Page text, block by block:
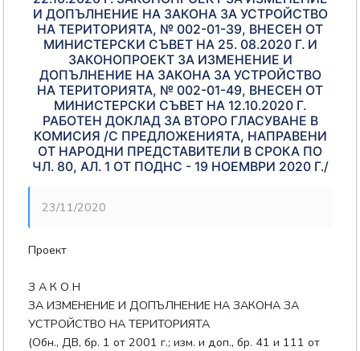
И ДОПЪЛНЕНИЕ НА ЗАКОНА ЗА УСТРОЙСТВО
НА ТЕРИТОРИЯТА, № 002-01-39, ВНЕСЕН ОТ
МИНИСТЕРСКИ СЪВЕТ НА 25. 08.2020 Г. И
ЗАКОНОПРОЕКТ ЗА ИЗМЕНЕНИЕ И
ДОПЪЛНЕНИЕ НА ЗАКОНА ЗА УСТРОЙСТВО
НА ТЕРИТОРИЯТА, № 002-01-49, ВНЕСЕН ОТ
МИНИСТЕРСКИ СЪВЕТ НА 12.10.2020 Г.
РАБОТЕН ДОКЛАД ЗА ВТОРО ГЛАСУВАНЕ В
КОМИСИЯ /С ПРЕДЛОЖЕНИЯТА, НАПРАВЕНИ
ОТ НАРОДНИ ПРЕДСТАВИТЕЛИ В СРОКА ПО
ЧЛ. 80, АЛ. 1 ОТ ПОДНС - 19 НОЕМВРИ 2020 Г./
23/11/2020
Проект
З А К О Н
ЗА ИЗМЕНЕНИЕ И ДОПЪЛНЕНИЕ НА ЗАКОНА ЗА
УСТРОЙСТВО НА ТЕРИТОРИЯТА
(Обн., ДВ, бр. 1 от 2001 г.; изм. и доп., бр. 41 и 111 от